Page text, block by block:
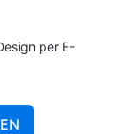
per E-